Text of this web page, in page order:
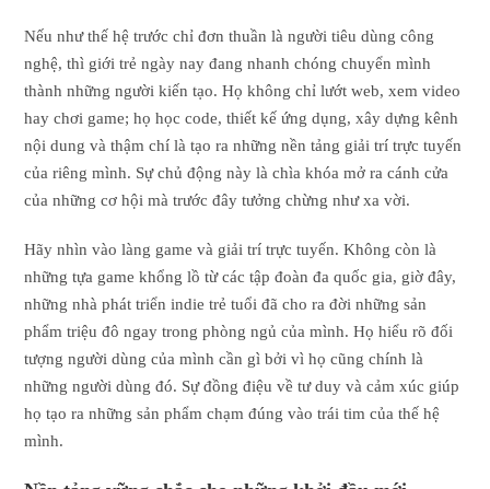
Nếu như thế hệ trước chỉ đơn thuần là người tiêu dùng công
nghệ, thì giới trẻ ngày nay đang nhanh chóng chuyển mình
thành những người kiến tạo. Họ không chỉ lướt web, xem video
hay chơi game; họ học code, thiết kế ứng dụng, xây dựng kênh
nội dung và thậm chí là tạo ra những nền tảng giải trí trực tuyến
của riêng mình. Sự chủ động này là chìa khóa mở ra cánh cửa
của những cơ hội mà trước đây tưởng chừng như xa vời.
Hãy nhìn vào làng game và giải trí trực tuyến. Không còn là
những tựa game khổng lồ từ các tập đoàn đa quốc gia, giờ đây,
những nhà phát triển indie trẻ tuổi đã cho ra đời những sản
phẩm triệu đô ngay trong phòng ngủ của mình. Họ hiểu rõ đối
tượng người dùng của mình cần gì bởi vì họ cũng chính là
những người dùng đó. Sự đồng điệu về tư duy và cảm xúc giúp
họ tạo ra những sản phẩm chạm đúng vào trái tim của thế hệ
mình.